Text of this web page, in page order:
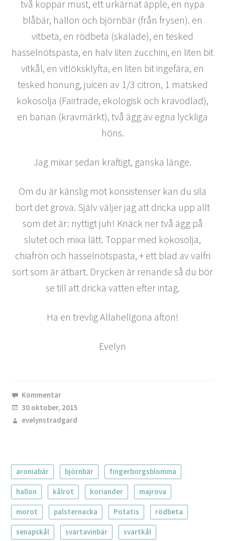
två koppar must, ett urkärnat äpple, en nypa
blåbär, hallon och björnbär (från frysen). en
vitbeta, en rödbeta (skalade), en tesked
hasselnötspasta, en halv liten zucchini, en liten bit
vitkål, en vitlöksklyfta, en liten bit ingefära, en
tesked honung, juicen av 1/3 citron, 1 matsked
kokosolja (Fairtrade, ekologisk och kravodlad),
en banan (kravmärkt), två ägg av egna lyckliga
höns.
Jag mixar sedan kraftigt, ganska länge.
Om du är känslig mot konsistenser kan du sila
bort det grova. Själv väljer jag att dricka upp allt
som det är: nyttigt juh! Knäck ner två ägg på
slutet och mixa lätt. Toppar med kokosolja,
chiafrön och hasselnötspasta, + ett blad av valfri
sort som är ätbart. Drycken är renande så du bör
se till att dricka vatten efter intag.
Ha en trevlig Allahellgona afton!
Evelyn
Kommentar
30 oktober, 2015
evelynstradgard
aroniabär björnbär fingerborgsblomma
hallon kålrot koriander majrova
morot palsternacka Potatis rödbeta
senapskål svartavinbär svartkål